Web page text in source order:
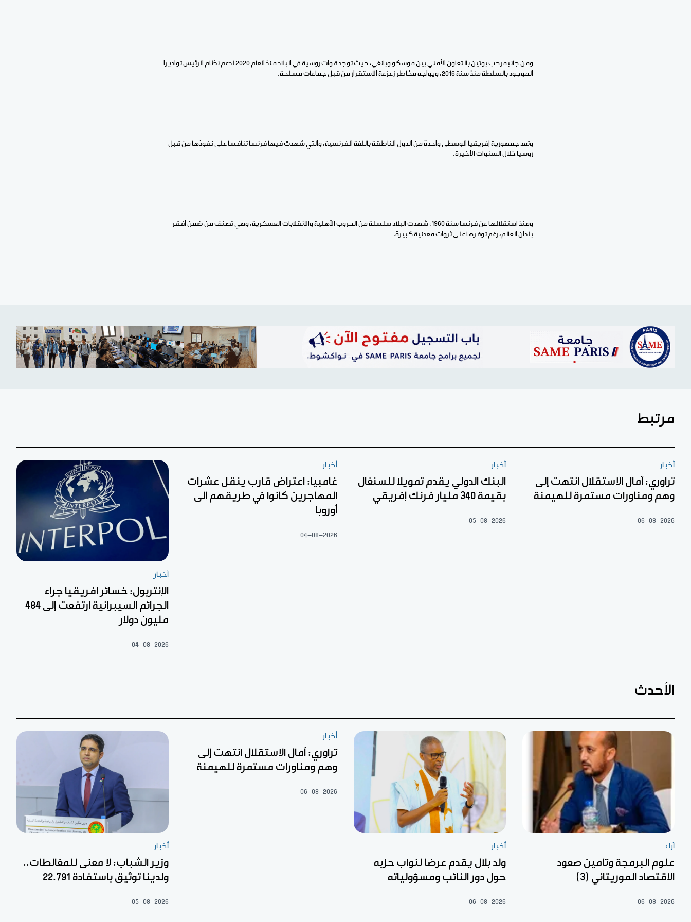
ومن جانبه رحب بوتين بالتعاون الأمني بين موسكو وبانغي، حيث توجد قوات روسية في البلاد منذ العام 2020 لدعم نظام الرئيس تواديرا
الموجود بالسلطة منذ سنة 2016، ويواجه مخاطر زعزعة الاستقرار من قبل جماعات مسلحة.
وتعد جمهورية إفريقيا الوسطى واحدة من الدول الناطقة باللغة الفرنسية، والتي شهدت فيها فرنسا تنافسا على نفوذها من قبل
روسيا خلال السنوات الأخيرة.
ومنذ استقلالها عن فرنسا سنة 1960، شهدت البلاد سلسلة من الحروب الأهلية والانقلابات العسكرية، وهي تصنف من ضمن أفقر
بلدان العالم، رغم توفرها على ثروات معدنية كبيرة.
مرتبط
أخبار
تراوري: آمال الاستقلال انتهت إلى
وهم ومناورات مستمرة للهيمنة
06-08-2026
أخبار
البنك الدولي يقدم تمويلا للسنغال
بقيمة 340 مليار فرنك إفريقي
05-08-2026
أخبار
غامبيا: اعتراض قارب ينقل عشرات
المهاجرين كانوا في طريقهم إلى
أوروبا
04-08-2026
أخبار
الإنتربول: خسائر إفريقيا جراء
الجرائم السيبرانية ارتفعت إلى 484
مليون دولار
04-08-2026
الأحدث
آراء
علوم البرمجة وتأمين صعود
الاقتصاد الموريتاني (3)
06-08-2026
أخبار
ولد بلال يقدم عرضا لنواب حزبه
حول دور النائب ومسؤولياته
06-08-2026
أخبار
تراوري: آمال الاستقلال انتهت إلى
وهم ومناورات مستمرة للهيمنة
06-08-2026
أخبار
وزير الشباب: لا معنى للمغالطات..
ولدينا توثيق باستفادة 22.791
05-08-2026